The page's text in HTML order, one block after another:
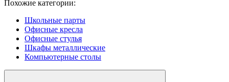
Похожие категории:
Школьные парты
Офисные кресла
Офисные стулья
Шкафы металлические
Компьютерные столы